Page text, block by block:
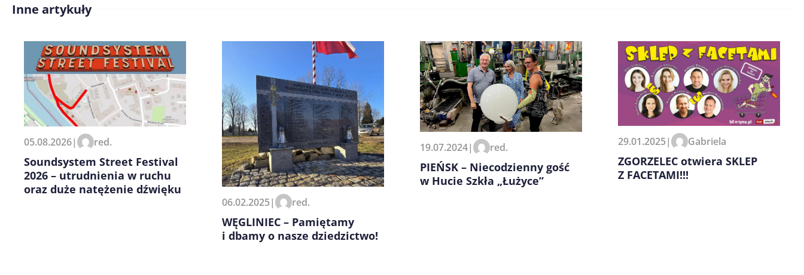
Zapamiętaj moje dane w tej przeglądarce podczas pisania
kolejnych komentarzy.
Inne artykuły
05.08.2026| red.
Soundsystem Street Festival
2026 – utrudnienia w ruchu
oraz duże natężenie dźwięku
06.02.2025| red.
WĘGLINIEC – Pamiętamy
i dbamy o nasze dziedzictwo!
19.07.2024| red.
PIEŃSK – Niecodzienny gość
w Hucie Szkła „Łużyce”
29.01.2025| Gabriela
ZGORZELEC otwiera SKLEP
Z FACETAMI!!!